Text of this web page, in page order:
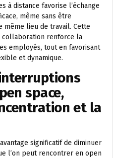
à distance favorise l’échange
même sans être
même lieu de travail. Cette
collaboration renforce la
employés, tout en favorisant
et dynamique.
space,
et la
significatif de diminuer
l’on peut rencontrer en open